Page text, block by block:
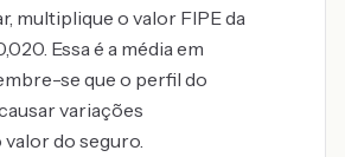
multiplique o valor FIPE da
Essa é a média em
se que o perfil do
variações
do seguro.